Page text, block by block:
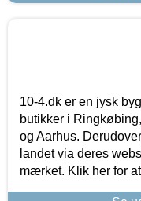
10-4.dk er en jysk
butikker i
og Aarhus.
landet via deres
mærket. Klik her for